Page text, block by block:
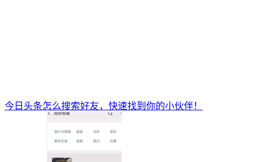
今日头条怎么搜索好友，快速找到你的小伙伴！